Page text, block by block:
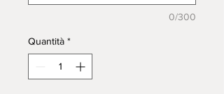
0/300
Quantità *